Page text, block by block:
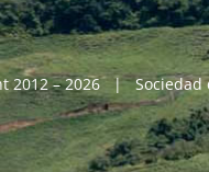
2012 – 2026 | Sociedad